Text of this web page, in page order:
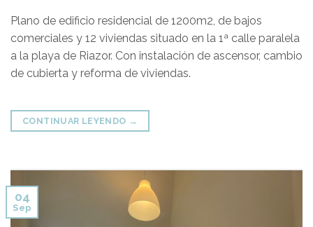
Plano de edificio residencial de 1200m2, de bajos
comerciales y 12 viviendas situado en la 1ª calle paralela
a la playa de Riazor. Con instalación de ascensor, cambio
de cubierta y reforma de viviendas.
CONTINUAR LEYENDO →
04
Sep